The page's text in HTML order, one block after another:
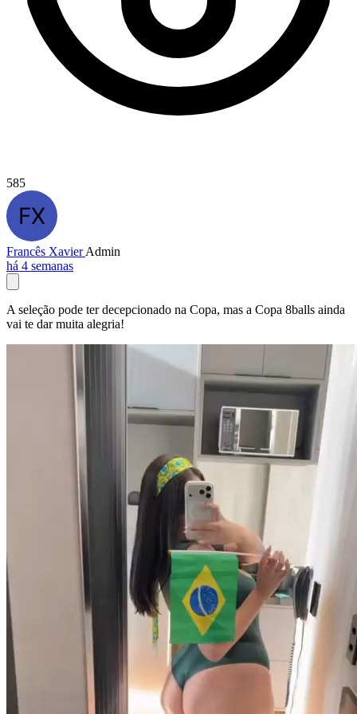
585
Francês XavierAdmin
há 4 semanas
A seleção pode ter decepcionado na Copa, mas a Copa 8balls ainda
vai te dar muita alegria!